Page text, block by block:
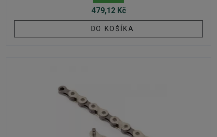
479,12 Kč
DO KOŠÍKA